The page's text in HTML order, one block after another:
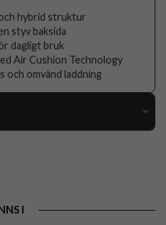
hybrid struktur
styv baksida
dagligt bruk
Air Cushion Technology
och omvänd laddning
Trådlös laddning-kompatibel
I